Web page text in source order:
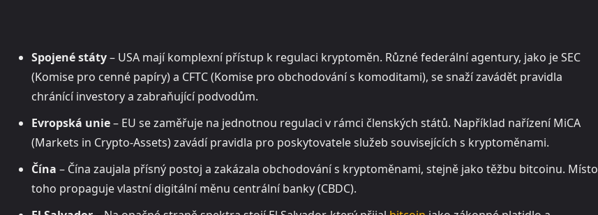
Spojené státy– USA mají komplexní přístup k regulaci kryptoměn. Různé federální agentury, jako je SEC
(Komise pro cenné papíry) a CFTC (Komise pro obchodování s komoditami), se snaží zavádět pravidla
chránící investory a zabraňující podvodům.
Evropská unie– EU se zaměřuje na jednotnou regulaci v rámci členských států. Například nařízení MiCA
(Markets in Crypto-Assets) zavádí pravidla pro poskytovatele služeb souvisejících s kryptoměnami.
Čína – Čína zaujala přísný postoj a zakázala obchodování s kryptoměnami, stejně jako těžbu bitcoinu. Místo
toho propaguje vlastní digitální měnu centrální banky (CBDC).